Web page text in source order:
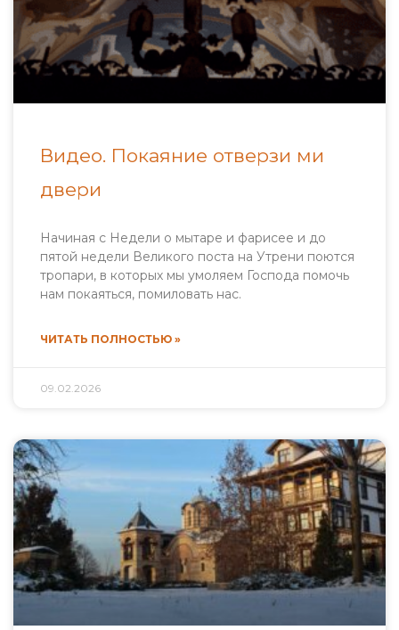
Видео. Покаяние отверзи ми
двери
Начиная с Недели о мытаре и фарисее и до
пятой недели Великого поста на Утрени поются
тропари, в которых мы умоляем Господа помочь
нам покаяться, помиловать нас.
ЧИТАТЬ ПОЛНОСТЬЮ »
09.02.2026